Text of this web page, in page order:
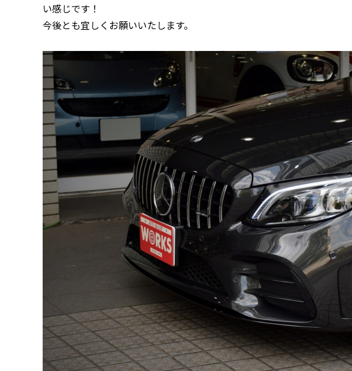
い感じです！
今後とも宜しくお願いいたします。